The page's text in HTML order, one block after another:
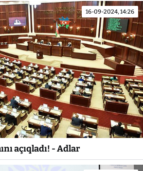
16-09-2024, 14:26
açıqladı! - Adlar